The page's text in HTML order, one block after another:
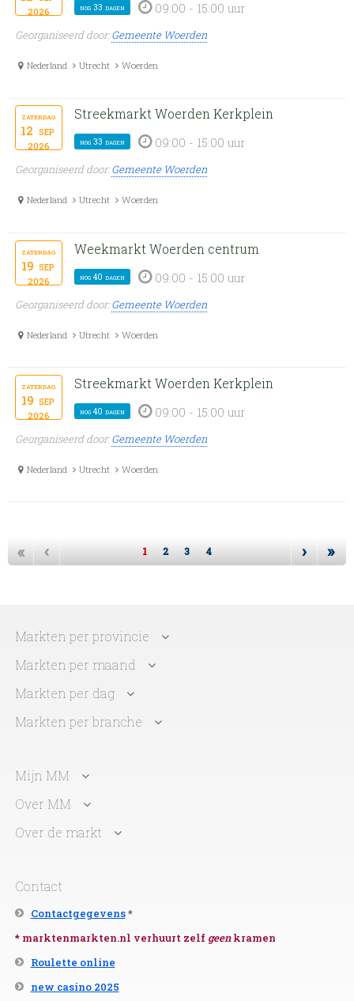
2026 nog 33 dagen 09:00 - 15:00 uur
Georganiseerd door:Gemeente Woerden
Nederland Utrecht Woerden
zaterdag
12 sep
2026
Streekmarkt Woerden Kerkplein
nog 33 dagen 09:00 - 15:00 uur
Georganiseerd door:Gemeente Woerden
Nederland Utrecht Woerden
zaterdag
19 sep
2026
Weekmarkt Woerden centrum
nog 40 dagen 09:00 - 15:00 uur
Georganiseerd door:Gemeente Woerden
Nederland Utrecht Woerden
zaterdag
19 sep
2026
Streekmarkt Woerden Kerkplein
nog 40 dagen 09:00 - 15:00 uur
Georganiseerd door:Gemeente Woerden
Nederland Utrecht Woerden
« ‹ 1 2 3 4 › »
Markten per provincie
Markten per maand
Markten per dag
Markten per branche
Mijn MM
Over MM
Over de markt
Contact
Contactgegevens*
* marktenmarkten.nl verhuurt zelf geenkramen
Roulette online
new casino 2025